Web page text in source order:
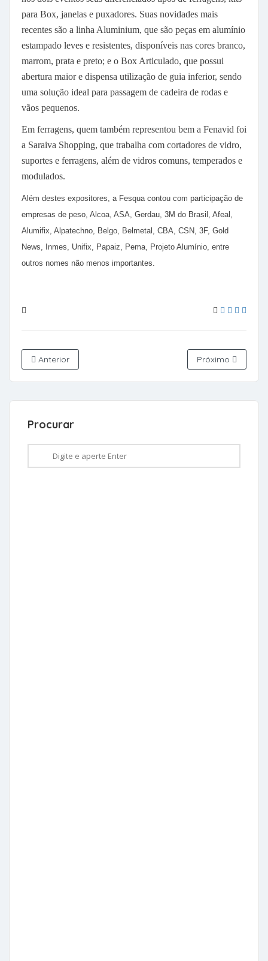
para Box, janelas e puxadores. Suas novidades mais
recentes são a linha Aluminium, que são peças em alumínio
estampado leves e resistentes, disponíveis nas cores branco,
marrom, prata e preto; e o Box Articulado, que possui
abertura maior e dispensa utilização de guia inferior, sendo
uma solução ideal para passagem de cadeira de rodas e
vãos pequenos.
Em ferragens, quem também representou bem a Fenavid foi
a Saraiva Shopping, que trabalha com cortadores de vidro,
suportes e ferragens, além de vidros comuns, temperados e
modulados.
Além destes expositores, a Fesqua contou com participação de
empresas de peso, Alcoa, ASA, Gerdau, 3M do Brasil, Afeal,
Alumifix, Alpatechno, Belgo, Belmetal, CBA, CSN, 3F, Gold
News, Inmes, Unifix, Papaiz, Pema, Projeto Alumínio, entre
outros nomes não menos importantes.
Anterior Próximo
Procurar